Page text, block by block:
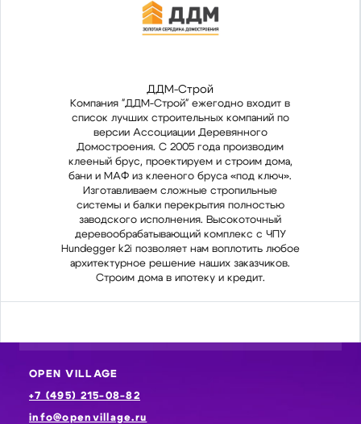
ДДМ-Строй
Компания "ДДМ-Строй" ежегодно входит в
список лучших строительных компаний по
версии Ассоциации Деревянного
Домостроения. С 2005 года производим
клееный брус, проектируем и строим дома,
бани и МАФ из клееного бруса «под ключ».
Изготавливаем сложные стропильные
системы и балки перекрытия полностью
заводского исполнения. Высокоточный
деревообрабатывающий комплекс с ЧПУ
Hundegger k2i позволяет нам воплотить любое
архитектурное решение наших заказчиков.
Строим дома в ипотеку и кредит.
OPEN VILLAGE
+7 (495) 215-08-82
info@openvillage.ru